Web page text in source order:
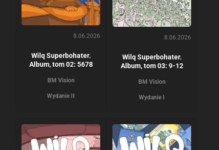
8.06.2026
Wilq Superbohater.
Album, tom 02: 5678
BM Vision
Wydanie II
8.06.2026
Wilq Superbohater.
Album, tom 03: 9-12
BM Vision
Wydanie I